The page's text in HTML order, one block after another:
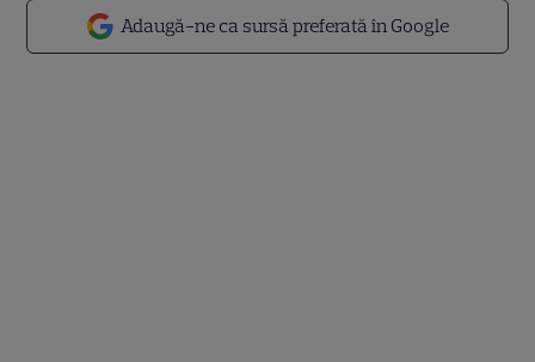
Adaugă-ne ca sursă preferată în Google